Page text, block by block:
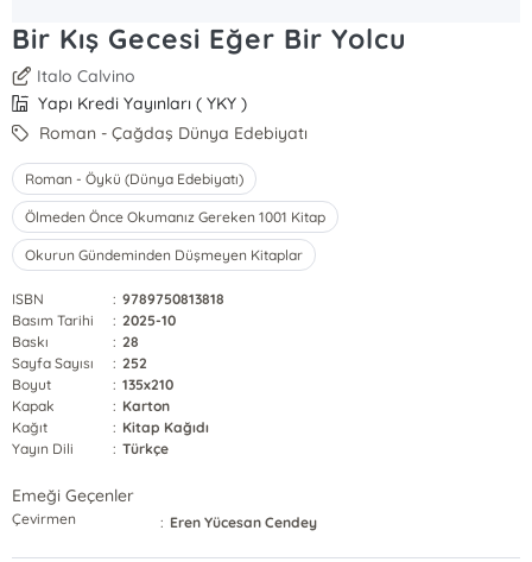
Bir Kış Gecesi Eğer Bir Yolcu
Italo Calvino
Yapı Kredi Yayınları ( YKY )
Roman - Çağdaş Dünya Edebiyatı
Roman - Öykü (Dünya Edebiyatı)
Ölmeden Önce Okumanız Gereken 1001 Kitap
Okurun Gündeminden Düşmeyen Kitaplar
ISBN : 9789750813818
Basım Tarihi
: 2025-10
Baskı
: 28
Sayfa Sayısı
: 252
Boyut
: 135x210
Kapak
: Karton
Kağıt
: Kitap Kağıdı
Yayın Dili
: Türkçe
Emeği Geçenler
Çevirmen : Eren Yücesan Cendey